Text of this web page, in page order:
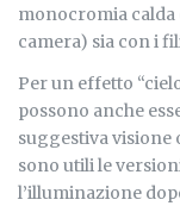
monocromia
camera) sia con i
Per un effetto
possono anche
suggestiva visione
sono utili le
l’illuminazione